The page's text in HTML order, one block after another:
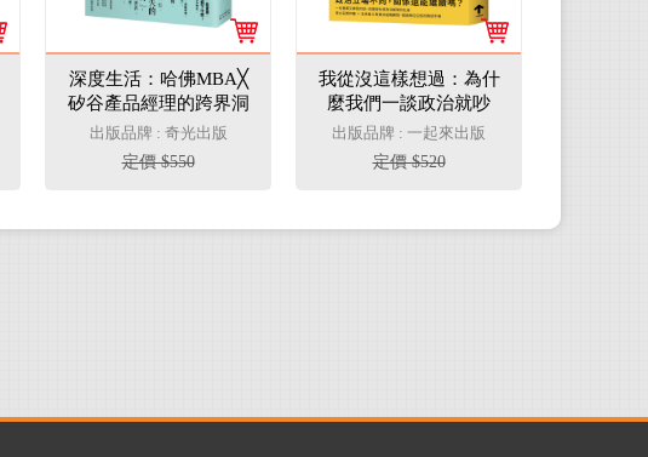
深度生活：哈佛MBA╳
矽谷產品經理的跨界洞
察，AI時代的感官重啟
與人生設計
出版品牌 : 奇光出版
定價 $550
我從沒這樣想過：為什
麼我們一談政治就吵
翻？跨越立場、修復關
係的溝通指南
出版品牌 : 一起來出版
定價 $520